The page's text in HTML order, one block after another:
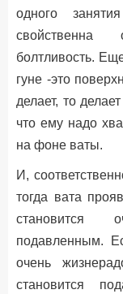
одного
свойственна
болтливость.
гуне -это
делает, то
что ему надо
на фоне ваты.
И,
тогда вата
становится
подавленным.
очень
становится